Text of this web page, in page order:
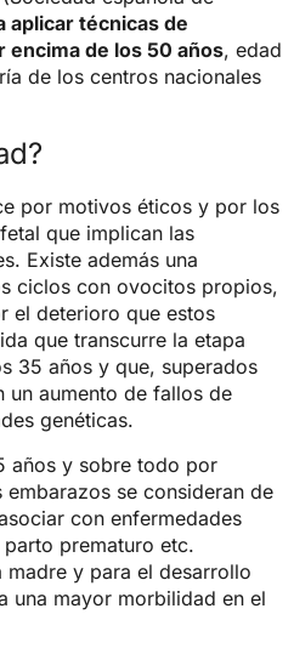
aplicar técnicas de
de los 50 años, edad
de los centros nacionales
por motivos éticos y por los
que implican las
Existe además una
ciclos con ovocitos propios,
el deterioro que estos
que transcurre la etapa
35 años y que, superados
un aumento de fallos de
genéticas.
años y sobre todo por
se consideran de
con enfermedades
prematuro etc.
madre y para el desarrollo
una mayor morbilidad en el